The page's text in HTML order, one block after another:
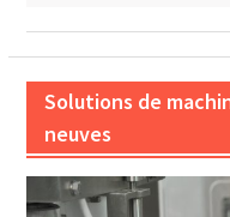
Solutions de
neuves